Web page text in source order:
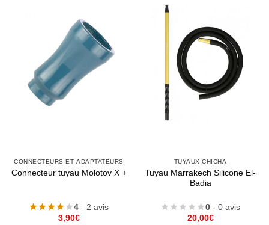
CONNECTEURS ET ADAPTATEURS
Connecteur tuyau Molotov X +
4 - 2 avis
3,90€
TUYAUX CHICHA
Tuyau Marrakech Silicone El-
Badia
0 - 0 avis
20,00€